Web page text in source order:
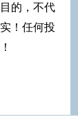
的，不代
！任何投